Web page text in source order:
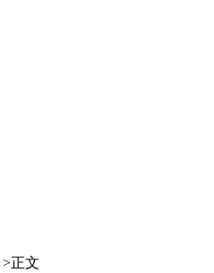
>正文